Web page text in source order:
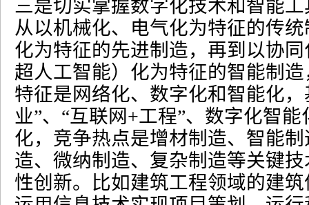
三是切实掌握数字化技术和智能工
从以机械化、电气化为特征的传
化为特征的先进制造，再到以协
超人工智能）化为特征的智能制
特征是网络化、数字化和智能化
业”、 “互联网+工程”、数字化智能
化，竞争热点是增材制造、智能
造、微纳制造、复杂制造等关键
性创新。比如建筑工程领域的建